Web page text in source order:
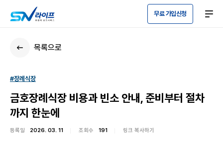
무료 가입신청
목록으로
#장례식장
금호장례식장 비용과 빈소 안내, 준비부터 절차
까지 한눈에
등록일 2026. 03. 11 조회수 191 링크 복사하기